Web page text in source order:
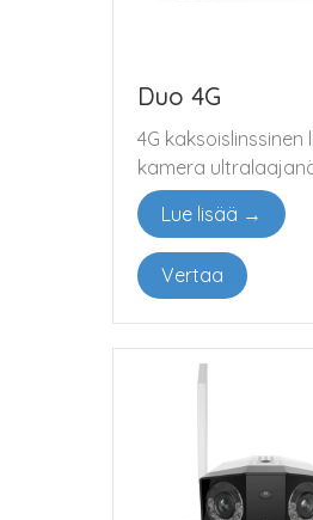
Duo 4G
4G
kamera
Lue lisää →
Vertaa